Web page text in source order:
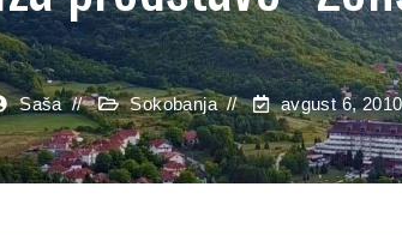
Saša Sokobanja avgust 6, 2010